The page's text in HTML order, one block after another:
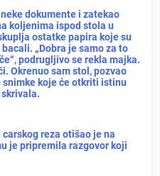
dokumente i zatekao
koljenima ispod stola u
ostatke papira koje su
„Dobra je samo za to
podrugljivo se rekla majka.
Okrenuo sam stol, pozvao
koje će otkriti istinu
reza otišao je na
je pripremila razgovor koji